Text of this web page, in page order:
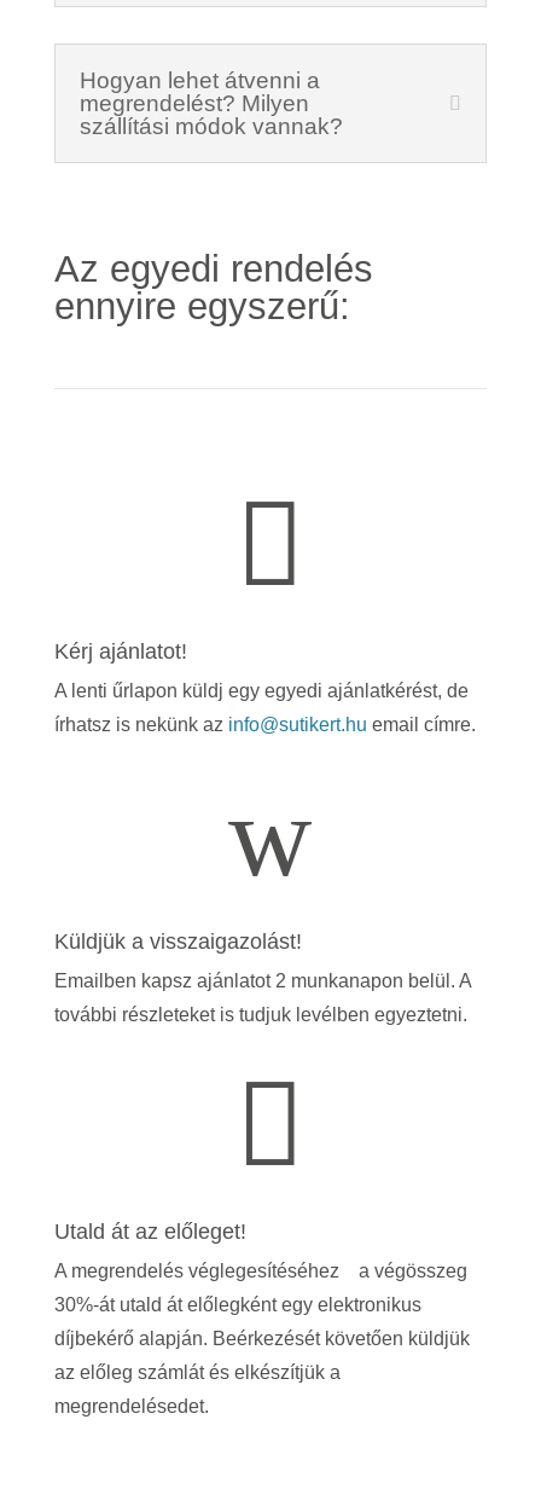
Hogyan lehet átvenni a
megrendelést? Milyen
szállítási módok vannak?
Az egyedi rendelés
ennyire egyszerű:

Kérj ajánlatot!
A lenti űrlapon küldj egy egyedi ajánlatkérést, de
írhatsz is nekünk az info@sutikert.hu email címre.
w
Küldjük a visszaigazolást!
Emailben kapsz ajánlatot 2 munkanapon belül. A
további részleteket is tudjuk levélben egyeztetni.

Utald át az előleget!
A megrendelés véglegesítéséhez a végösszeg
30%-át utald át előlegként egy elektronikus
díjbekérő alapján. Beérkezését követően küldjük
az előleg számlát és elkészítjük a
megrendelésedet.